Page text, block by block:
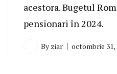
acestora. Bugetul
pensionari în 2024.
By ziar octombrie 31,